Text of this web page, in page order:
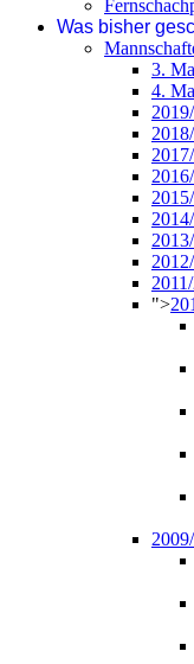
Was bisher
3.
4.
">